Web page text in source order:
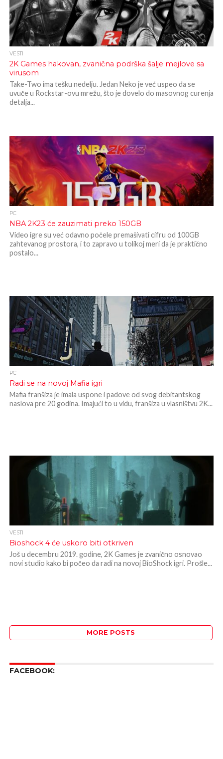
VESTI
2K Games hakovan, zvanična podrška šalje mejlove sa
virusom
Take-Two ima tešku nedelju. Jedan Neko je već uspeo da se
uvuče u Rockstar-ovu mrežu, što je dovelo do masovnog curenja
detalja...
PC
NBA 2K23 će zauzimati preko 150GB
Video igre su već odavno počele premašivati cifru od 100GB
zahtevanog prostora, i to zapravo u tolikoj meri da je praktično
postalo...
PC
Radi se na novoj Mafia igri
Mafia franšiza je imala uspone i padove od svog debitantskog
naslova pre 20 godina. Imajući to u vidu, franšiza u vlasništvu 2K...
VESTI
Bioshock 4 će uskoro biti otkriven
Još u decembru 2019. godine, 2K Games je zvanično osnovao
novi studio kako bi počeo da radi na novoj BioShock igri. Prošle...
MORE POSTS
FACEBOOK: